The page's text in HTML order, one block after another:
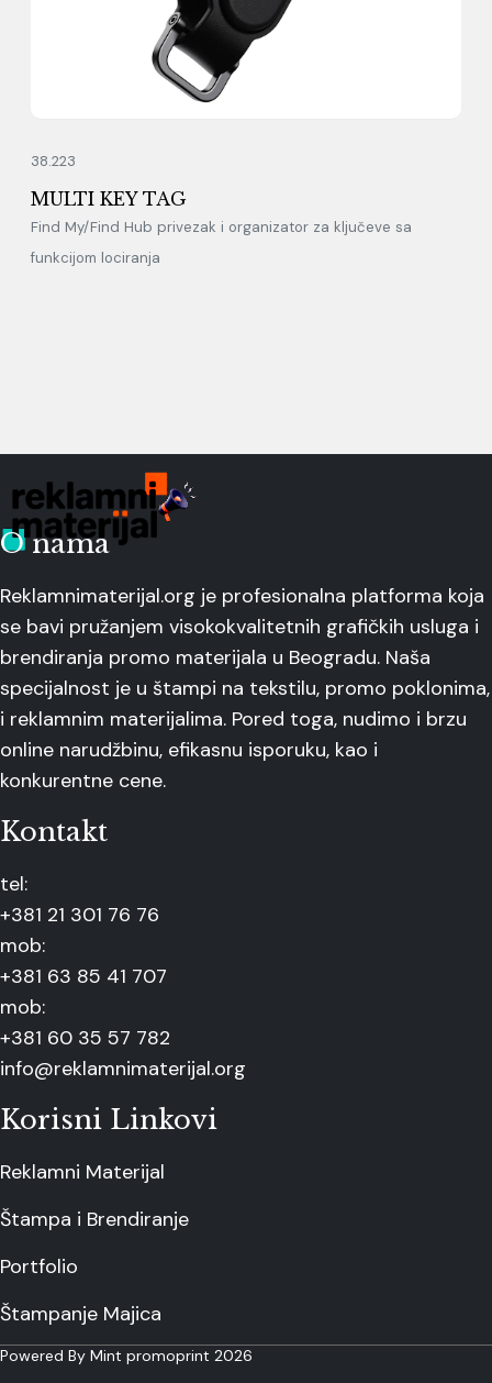
38.223
MULTI KEY TAG
Find My/Find Hub privezak i organizator za ključeve sa
funkcijom lociranja
O nama
Reklamnimaterijal.org je profesionalna platforma koja
se bavi pružanjem visokokvalitetnih grafičkih usluga i
brendiranja promo materijala u Beogradu. Naša
specijalnost je u štampi na tekstilu, promo poklonima,
i reklamnim materijalima. Pored toga, nudimo i brzu
online narudžbinu, efikasnu isporuku, kao i
konkurentne cene.
Kontakt
tel:
+381 21 301 76 76
mob:
+381 63 85 41 707
mob:
+381 60 35 57 782
info@reklamnimaterijal.org
Korisni Linkovi
Reklamni Materijal
Štampa i Brendiranje
Portfolio
Štampanje Majica
Powered By Mint promoprint 2026